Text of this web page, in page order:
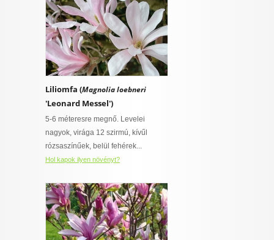
Liliomfa (Magnolia loebneri
'Leonard Messel')
5-6 méteresre megnő. Levelei
nagyok, virága 12 szirmú, kívűl
rózsaszínűek, belül fehérek...
Hol kapok ilyen növényt?